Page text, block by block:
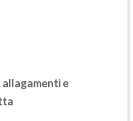
allagamenti e